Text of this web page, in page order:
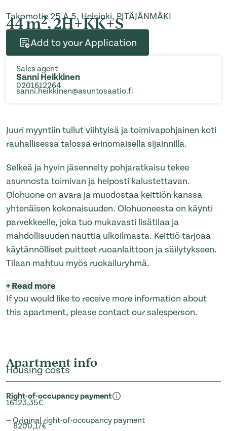
Takomotie 25 A 5, Helsinki, PITÄJÄNMÄKI
44 m2, 2H+KK+S
Add to your Application
Sales agent
Sanni Heikkinen
0201612264
sanni.heikkinen@asuntosaatio.fi
Juuri myyntiin tullut viihtyisä ja toimivapohjainen koti
rauhallisessa talossa erinomaisella sijainnilla.
Selkeä ja hyvin jäsennelty pohjaratkaisu tekee
asunnosta toimivan ja helposti kalustettavan.
Olohuone on avara ja muodostaa keittiön kanssa
yhtenäisen kokonaisuuden. Olohuoneesta on käynti
parvekkeelle, joka tuo mukavasti lisätilaa ja
mahdollisuuden nauttia ulkoilmasta. Keittiö tarjoaa
käytännölliset puitteet ruoanlaittoon ja säilytykseen.
Tilaan mahtuu myös ruokailuryhmä.
+Read more
If you would like to receive more information about
this apartment, please contact our salesperson.
Apartment info
Housing costs
Right-of-occupancy payment
16123,35€
— Original right-of-occupancy payment
8200,17€